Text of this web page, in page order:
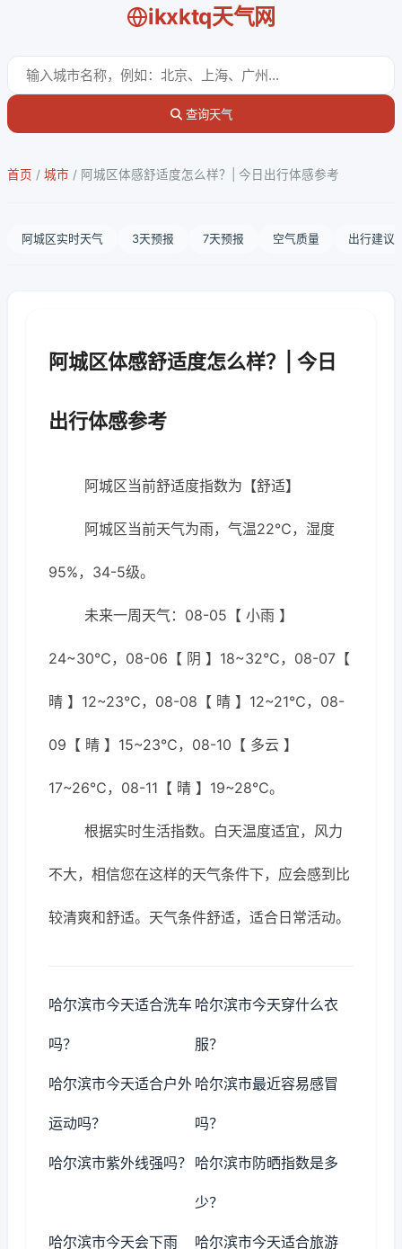
ikxktq天气网
查询天气
首页 / 城市 / 阿城区体感舒适度怎么样？| 今日出行体感参考
阿城区实时天气 3天预报 7天预报 空气质量 出行建议
阿城区体感舒适度怎么样？| 今日
出行体感参考
阿城区当前舒适度指数为【舒适】
阿城区当前天气为雨，气温22℃，湿度
95%，34-5级。
未来一周天气：08-05【 小雨 】
24~30℃，08-06【 阴 】18~32℃，08-07【
晴 】12~23℃，08-08【 晴 】12~21℃，08-
09【 晴 】15~23℃，08-10【 多云 】
17~26℃，08-11【 晴 】19~28℃。
根据实时生活指数。白天温度适宜，风力
不大，相信您在这样的天气条件下，应会感到比
较清爽和舒适。天气条件舒适，适合日常活动。
哈尔滨市今天适合洗车
吗？
哈尔滨市今天穿什么衣
服？
哈尔滨市今天适合户外
运动吗？
哈尔滨市最近容易感冒
吗？
哈尔滨市紫外线强吗？ 哈尔滨市防晒指数是多
少？
哈尔滨市今天会下雨 哈尔滨市今天适合旅游